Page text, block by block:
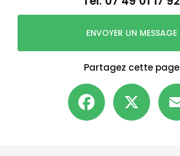
ENVOYER UN MESSAGE
Partagez cette page
Facebook